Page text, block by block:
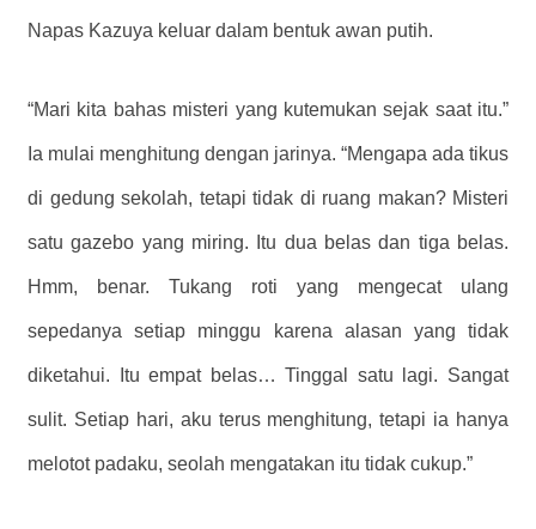
Napas Kazuya keluar dalam bentuk awan putih.
“Mari kita bahas misteri yang kutemukan sejak saat itu.”
Ia mulai menghitung dengan jarinya. “Mengapa ada tikus
di gedung sekolah, tetapi tidak di ruang makan? Misteri
satu gazebo yang miring. Itu dua belas dan tiga belas.
Hmm, benar. Tukang roti yang mengecat ulang
sepedanya setiap minggu karena alasan yang tidak
diketahui. Itu empat belas… Tinggal satu lagi. Sangat
sulit. Setiap hari, aku terus menghitung, tetapi ia hanya
melotot padaku, seolah mengatakan itu tidak cukup.”